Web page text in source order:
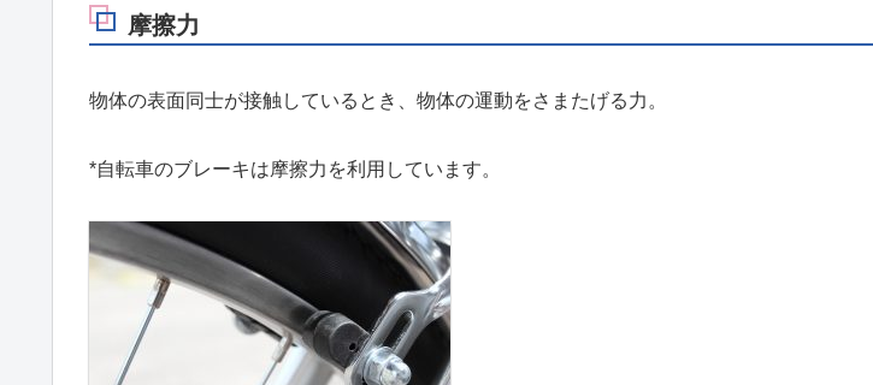
摩擦力
物体の表面同士が接触しているとき、物体の運動をさまたげる力。
*自転車のブレーキは摩擦力を利用しています。